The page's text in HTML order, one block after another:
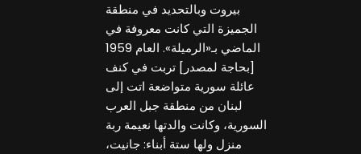
بيروت وبالتحديد في منطقة
الجميزة التي كانت معروفة في
الماضي بـ«الرميلة». العام 1959
[بحاجة لمصدر] تربت في كنف
عائلة سورية متواضعة اتت إلى
لبنان من منطقة جبل العرب
السورية، وكانت والدتها نعيمة ربة
منزل ولها ستة أبناء: جانيت،